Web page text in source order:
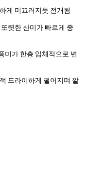
게 미끄러지듯 전개됨
렷한 산미가 빠르게 중
미가 한층 입체적으로 변
드라이하게 떨어지며 깔